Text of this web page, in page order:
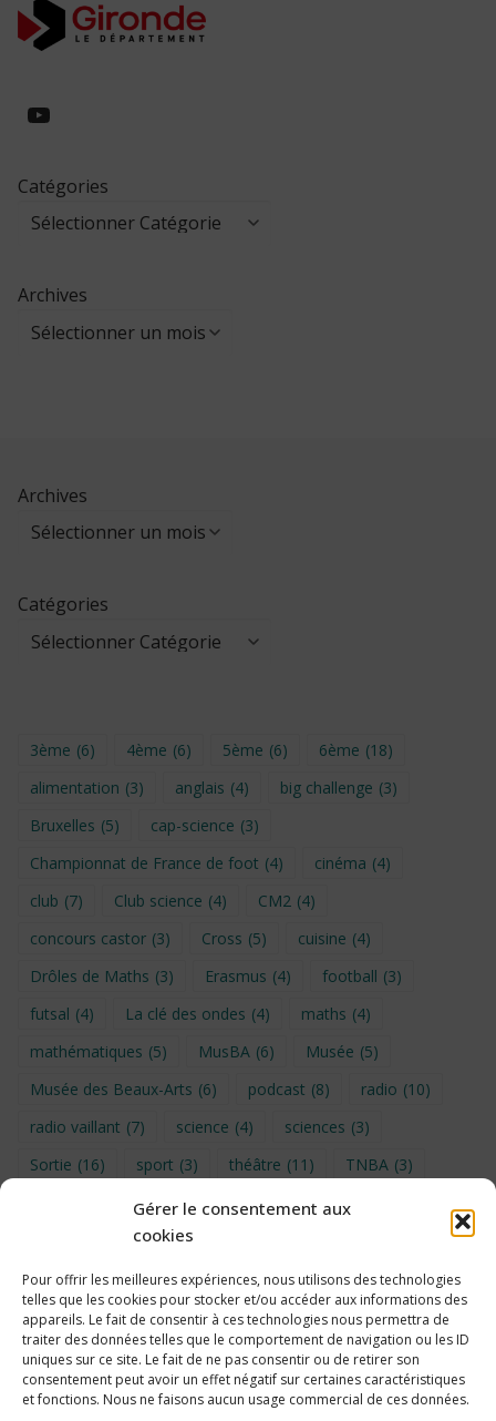
Gérer le consentement aux
cookies
Pour offrir les meilleures expériences, nous utilisons des technologies
telles que les cookies pour stocker et/ou accéder aux informations des
appareils. Le fait de consentir à ces technologies nous permettra de
traiter des données telles que le comportement de navigation ou les ID
uniques sur ce site. Le fait de ne pas consentir ou de retirer son
consentement peut avoir un effet négatif sur certaines caractéristiques
et fonctions. Nous ne faisons aucun usage commercial de ces données.
https://www.youtube.com/
Catégories
Archives
Archives
Catégories
3ème (6) 4ème (6) 5ème (6) 6ème (18)
alimentation (3) anglais (4) big challenge (3)
Bruxelles (5) cap-science (3)
Championnat de France de foot (4) cinéma (4)
club (7) Club science (4) CM2 (4)
concours castor (3) Cross (5) cuisine (4)
Drôles de Maths (3) Erasmus (4) football (3)
futsal (4) La clé des ondes (4) maths (4)
mathématiques (5) MusBA (6) Musée (5)
Musée des Beaux-Arts (6) podcast (8) radio (10)
radio vaillant (7) science (4) sciences (3)
Sortie (16) sport (3) théâtre (11) TNBA (3)
UNSS (9) upe2a (7) vidéo
Voyage en provence 2026
Voyage à Bruxelles 2024 (4) Wahid Chakib (4)
éco-délégués (7)
Politique de cookies